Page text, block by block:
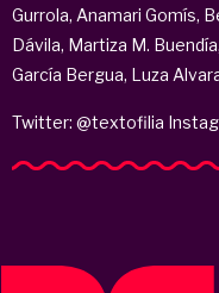
Gurrola, Anamari Gomís,
Dávila, Martiza M.
García Bergua, Luza
Twitter: @textofilia